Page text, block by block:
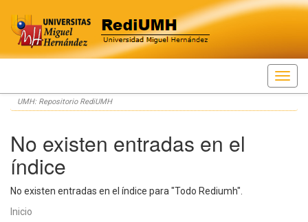
Skip
navigation
UMH: Repositorio RediUMH
No existen entradas en el
índice
No existen entradas en el índice para "Todo Rediumh".
Inicio